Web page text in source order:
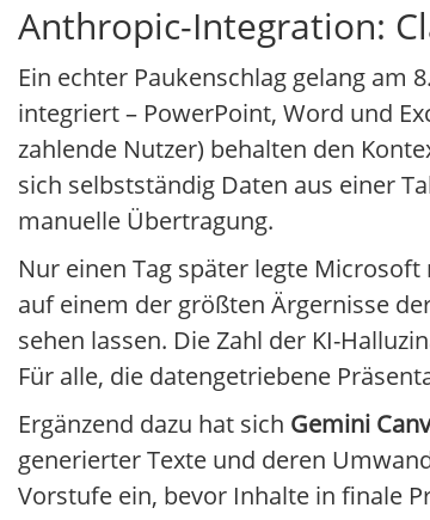
Anthropic-Integration:
Ein echter Paukenschlag gelang am
integriert – PowerPoint, Word und
zahlende Nutzer) behalten den
sich selbstständig Daten aus einer
manuelle Übertragung.
Nur einen Tag später legte Microsoft
auf einem der größten Ärgernisse
sehen lassen. Die Zahl der KI-
Für alle, die datengetriebene
Ergänzend dazu hat sich Gemini
generierter Texte und deren
Vorstufe ein, bevor Inhalte in finale